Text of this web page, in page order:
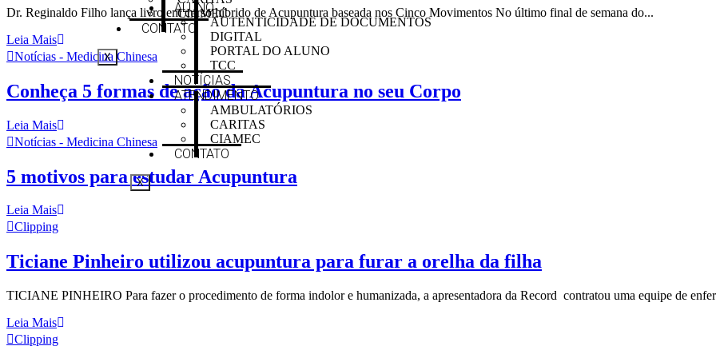
CIAMEC
CONTATO
X
ALUNO
AUTENTICIDADE DE DOCUMENTOS
DIGITAL
PORTAL DO ALUNO
TCC
NOTÍCIAS
ATENDIMENTO
AMBULATÓRIOS
CARITAS
CIAMEC
CONTATO
X
Dr. Reginaldo Filho lança livro em curso híbrido de Acupuntura baseada nos Cinco Movimentos No último final de semana do...
Leia Mais
Notícias - Medicina Chinesa
Conheça 5 formas de ação da Acupuntura no seu Corpo
Leia Mais
Notícias - Medicina Chinesa
5 motivos para estudar Acupuntura
Leia Mais
Clipping
Ticiane Pinheiro utilizou acupuntura para furar a orelha da filha
TICIANE PINHEIRO Para fazer o procedimento de forma indolor e humanizada, a apresentadora da Record contratou uma equipe de
Leia Mais
Clipping